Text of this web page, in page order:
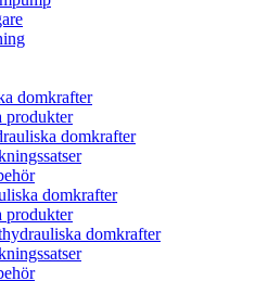
domkrafter
produkter
domkrafter
domkrafter
produkter
domkrafter